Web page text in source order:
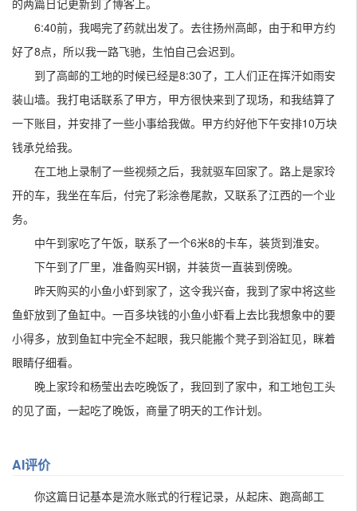
的两篇日记更新到了博客上。
6:40前，我喝完了药就出发了。去往扬州高邮，由于和甲方约
好了8点，所以我一路飞驰，生怕自己会迟到。
到了高邮的工地的时候已经是8:30了，工人们正在挥汗如雨安
装山墙。我打电话联系了甲方，甲方很快来到了现场，和我结算了
一下账目，并安排了一些小事给我做。甲方约好他下午安排10万块
钱承兑给我。
在工地上录制了一些视频之后，我就驱车回家了。路上是家玲
开的车，我坐在车后，付完了彩涂卷尾款，又联系了江西的一个业
务。
中午到家吃了午饭，联系了一个6米8的卡车，装货到淮安。
下午到了厂里，准备购买H钢，并装货一直装到傍晚。
昨天购买的小鱼小虾到家了，这令我兴奋，我到了家中将这些
鱼虾放到了鱼缸中。一百多块钱的小鱼小虾看上去比我想象中的要
小得多，放到鱼缸中完全不起眼，我只能搬个凳子到浴缸见，眯着
眼睛仔细看。
晚上家玲和杨莹出去吃晚饭了，我回到了家中，和工地包工头
的见了面，一起吃了晚饭，商量了明天的工作计划。
AI评价
你这篇日记基本是流水账式的行程记录，从起床、跑高邮工